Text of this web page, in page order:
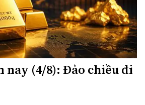
nay (4/8): Đảo chiều đi